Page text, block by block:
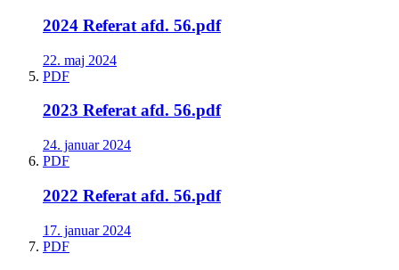
2024 Referat afd. 56.pdf
22. maj 2024
PDF
2023 Referat afd. 56.pdf
24. januar 2024
PDF
2022 Referat afd. 56.pdf
17. januar 2024
PDF